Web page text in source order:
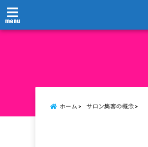
menu
ホーム サロン集客の概念